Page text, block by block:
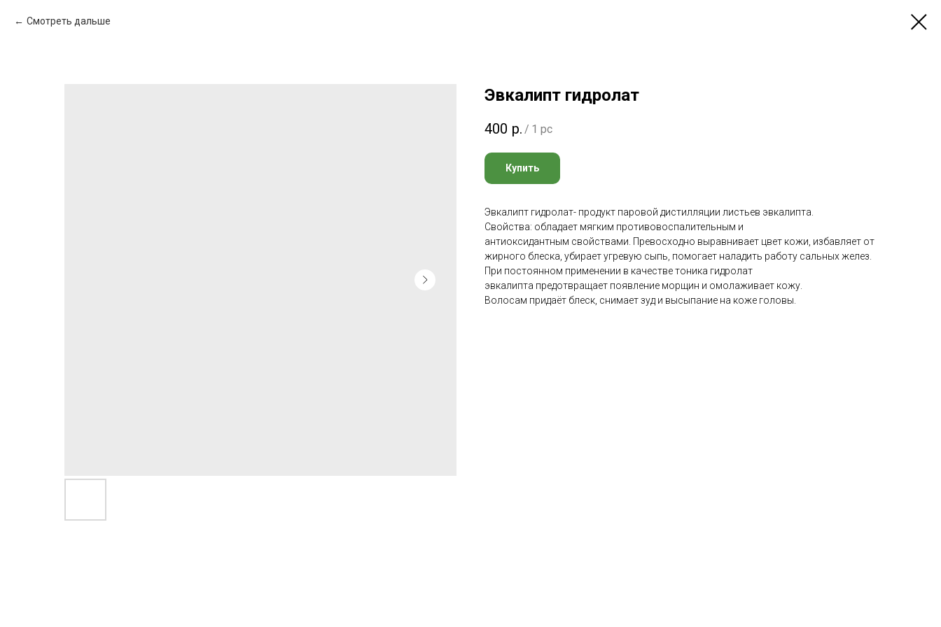
Смотреть дальше
Эвкалипт гидролат
400 р. / 1 pc
Купить
Эвкалипт гидролат- продукт паровой дистилляции листьев эвкалипта.
Свойства: обладает мягким противовоспалительным и
антиоксидантным свойствами. Превосходно выравнивает цвет кожи, избавляет от
жирного блеска, убирает угревую сыпь, помогает наладить работу сальных желез.
При постоянном применении в качестве тоника гидролат
эвкалипта предотвращает появление морщин и омолаживает кожу.
Волосам придаёт блеск, снимает зуд и высыпание на коже головы.